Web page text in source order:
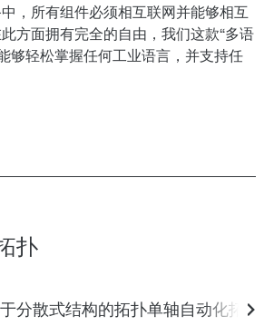
，所有组件必须相互联网并能够相互
方面拥有完全的自由，我们这款“多语
够轻松掌握任何工业语言，并支持任
扑
分散式结构的拓扑单轴自动化拓扑